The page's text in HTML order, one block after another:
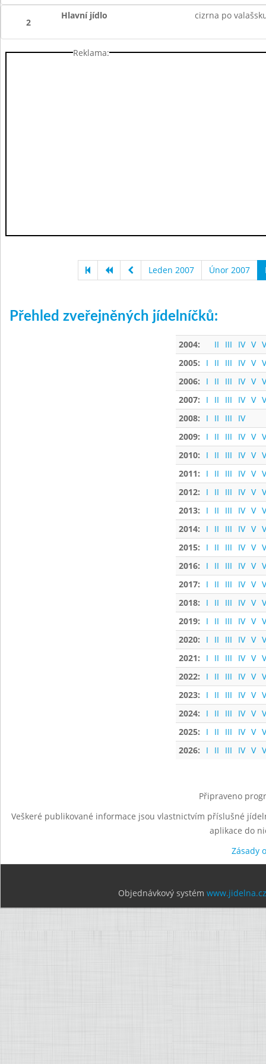
2
Hlavní jídlo cizrna po
Reklama:
Leden 2007 Únor 2007
Přehled zveřejněných jídelníčků:
2004: II III IV V
2005:
I II III IV V
2006:
I II III IV V
2007:
I II III IV V
2008:
I II III
IV
2009:
I II III IV V
2010:
I II III IV V
2011:
I II III IV V
2012:
I II III IV V
2013:
I II III IV V
2014:
I II III IV V
2015:
I II III IV V
2016:
I II III IV V
2017:
I II III IV V
2018:
I II III IV V
2019:
I II III IV V
2020:
I II III IV V
2021:
I II III IV V
2022:
I II III IV V
2023:
I II III IV V
2024:
I II III IV V
2025:
I II III IV V
2026:
I II III IV V
Připraveno
Veškeré publikované informace jsou vlastnictvím příslušné
aplikace do
Zásady
Objednávkový systém www.jidelna.cz